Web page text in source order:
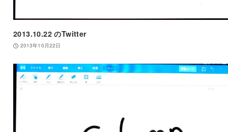
2013.10.22 のTwitter
2013年10月22日